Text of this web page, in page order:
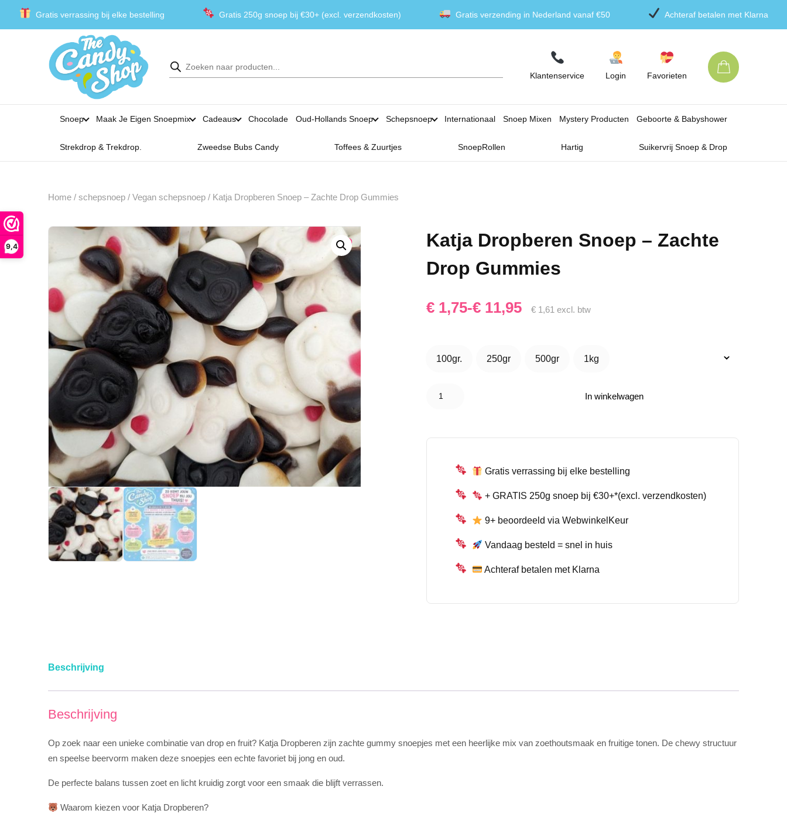
9,4
Gratis verrassing bij elke bestelling Gratis 250g snoep bij €30+ (excl. verzendkosten) Gratis verzending in Nederland vanaf €50 Achteraf betalen met Klarna
Producten
zoeken
Klantenservice Login Favorieten
Snoep Maak Je Eigen Snoepmix Cadeaus Chocolade Oud-Hollands Snoep Schepsnoep Internationaal Snoep Mixen Mystery Producten Geboorte & Babyshower
Strekdrop & Trekdrop. Zweedse Bubs Candy Toffees & Zuurtjes SnoepRollen Hartig Suikervrij Snoep & Drop
Home / schepsnoep / Vegan schepsnoep / Katja Dropberen Snoep – Zachte Drop Gummies
Katja Dropberen Snoep – Zachte
Drop Gummies
€ 1,75-€ 11,95
Prijsklasse:
tot
€ 1,61 excl. btw
100gr.
100gr.
250gr
250gr
500gr
500gr
1kg
1kg
Dropberen
aantal
In winkelwagen
Gratis verrassing bij elke bestelling
+ GRATIS 250g snoep bij €30+*(excl. verzendkosten)
9+ beoordeeld via WebwinkelKeur
Vandaag besteld = snel in huis
Achteraf betalen met Klarna
Beschrijving
Beschrijving
Op zoek naar een unieke combinatie van drop en fruit? Katja Dropberen zijn zachte gummy snoepjes met een heerlijke mix van zoethoutsmaak en fruitige tonen. De chewy structuur
en speelse beervorm maken deze snoepjes een echte favoriet bij jong en oud.
De perfecte balans tussen zoet en licht kruidig zorgt voor een smaak die blijft verrassen.
Waarom kiezen voor Katja Dropberen?